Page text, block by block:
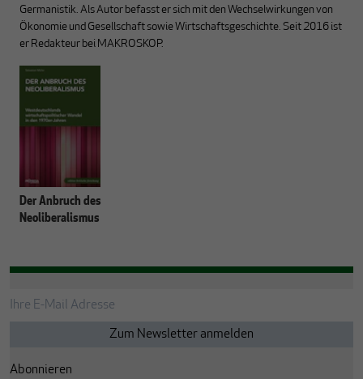
Germanistik. Als Autor befasst er sich mit den Wechselwirkungen von
Ökonomie und Gesellschaft sowie Wirtschaftsgeschichte. Seit 2016 ist
er Redakteur bei MAKROSKOP.
Der Anbruch des
Neoliberalismus
Abonnieren